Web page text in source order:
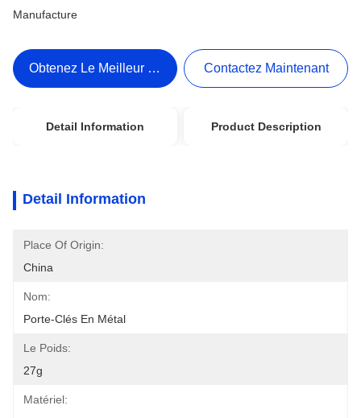
Manufacture
Obtenez Le Meilleur Prix Contactez Maintenant
Detail Information Product Description
Detail Information
Place Of Origin:
China
Nom:
Porte-Clés En Métal
Le Poids:
27g
Matériel: